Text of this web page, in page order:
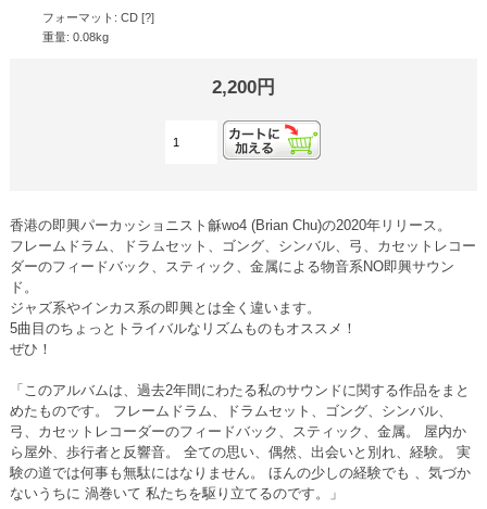
フォーマット: CD [?]
重量: 0.08kg
2,200円
香港の即興パーカッショニスト龢wo4 (Brian Chu)の2020年リリース。
フレームドラム、ドラムセット、ゴング、シンバル、弓、カセットレコー
ダーのフィードバック、スティック、金属による物音系NO即興サウン
ド。
ジャズ系やインカス系の即興とは全く違います。
5曲目のちょっとトライバルなリズムものもオススメ！
ぜひ！
「このアルバムは、過去2年間にわたる私のサウンドに関する作品をまと
めたものです。 フレームドラム、ドラムセット、ゴング、シンバル、
弓、カセットレコーダーのフィードバック、スティック、金属。 屋内か
ら屋外、歩行者と反響音。 全ての思い、偶然、出会いと別れ、経験。 実
験の道では何事も無駄にはなりません。 ほんの少しの経験でも 、気づか
ないうちに 渦巻いて 私たちを駆り立てるのです。」